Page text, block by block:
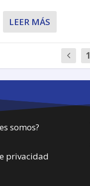
LEER MÁS
1
somos?
privacidad